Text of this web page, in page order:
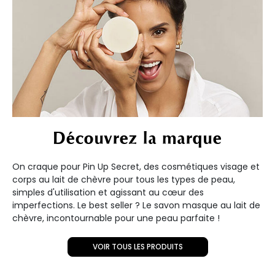
Découvrez la marque
On craque pour Pin Up Secret, des cosmétiques visage et
corps au lait de chèvre pour tous les types de peau,
simples d'utilisation et agissant au cœur des
imperfections. Le best seller ? Le savon masque au lait de
chèvre, incontournable pour une peau parfaite !
VOIR TOUS LES PRODUITS